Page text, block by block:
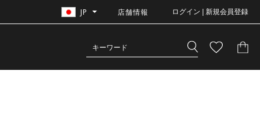
JP 店舗情報 ログイン | 新規会員登録